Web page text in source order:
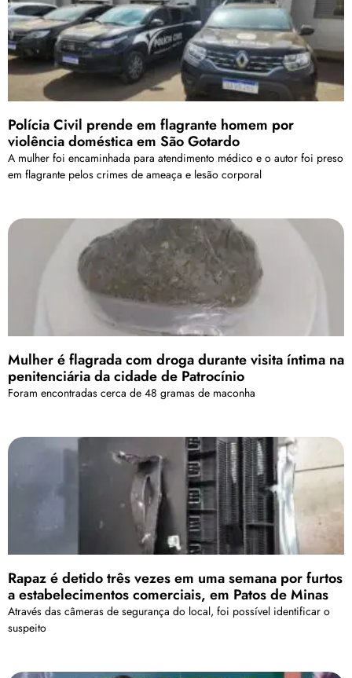
Polícia Civil prende em flagrante homem por
violência doméstica em São Gotardo
A mulher foi encaminhada para atendimento médico e o autor foi preso
em flagrante pelos crimes de ameaça e lesão corporal
Mulher é flagrada com droga durante visita íntima na
penitenciária da cidade de Patrocínio
Foram encontradas cerca de 48 gramas de maconha
Rapaz é detido três vezes em uma semana por furtos
a estabelecimentos comerciais, em Patos de Minas
Através das câmeras de segurança do local, foi possível identificar o
suspeito